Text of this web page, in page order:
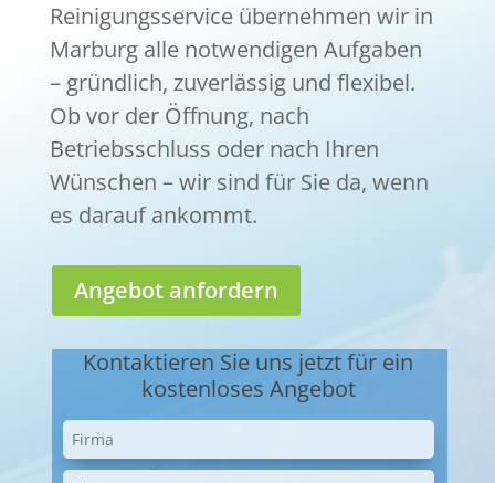
Reinigungsservice übernehmen wir in
Marburg alle notwendigen Aufgaben
– gründlich, zuverlässig und flexibel.
Ob vor der Öffnung, nach
Betriebsschluss oder nach Ihren
Wünschen – wir sind für Sie da, wenn
es darauf ankommt.
Angebot anfordern
Kontaktieren Sie uns jetzt für ein
kostenloses Angebot